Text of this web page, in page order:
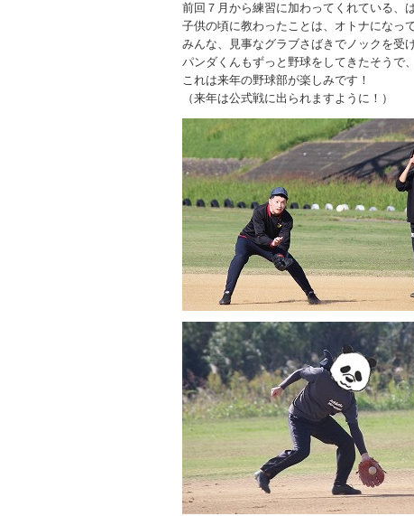
前回７月から練習に加わってくれている、
子供の頃に教わったことは、オトナになっ
みんな、見事なグラブさばきでノックを受け
パンダくんもずっと野球をしてきたそうで
これは来年の野球部が楽しみです！
（来年は公式戦に出られますように！）